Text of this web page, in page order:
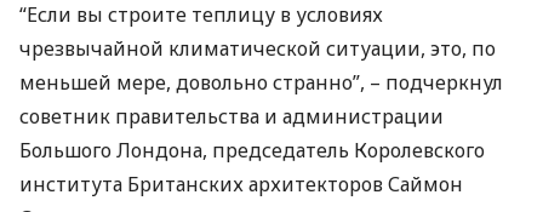
“Если вы строите теплицу в условиях
чрезвычайной климатической ситуации, это, по
меньшей мере, довольно странно”, – подчеркнул
советник правительства и администрации
Большого Лондона, председатель Королевского
института Британских архитекторов Саймон